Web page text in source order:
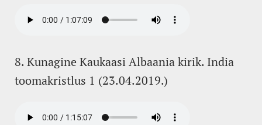
8. Kunagine Kaukaasi Albaania kirik. India
toomakristlus 1 (23.04.2019.)